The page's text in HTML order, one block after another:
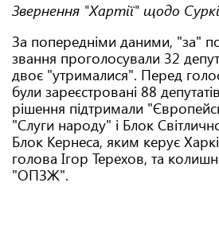
Звернення "Хартії" щодо
За попередніми даними, "за"
звання проголосували 32
двоє "утрималися". Перед
були зареєстровані 88
рішення підтримали
"Слуги народу" і Блок
Блок Кернеса, яким керує
голова Ігор Терехов, та
"ОПЗЖ".